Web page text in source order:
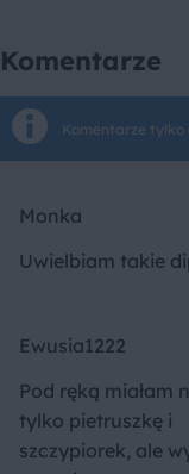
Komentarze
Komentarze
Monka
Uwielbiam takie
Ewusia1222
Pod ręką miałam
tylko pietruszkę i
szczypiorek, ale